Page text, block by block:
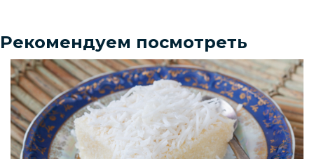
Рекомендуем посмотреть